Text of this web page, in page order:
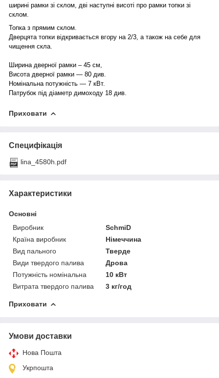
ширині рамки зі склом, дві наступні висоті про рамки топки зі
склом.
Топка з прямим склом.
Дверцята топки відкривається вгору на 2/3, а також на себе для
чищення скла.
Ширина дверної рамки – 45 см,
Висота дверної рамки — 80 див.
Номінальна потужність — 7 кВт.
Патрубок під діаметр димоходу 18 див.
Приховати
Специфікація
lina_4580h.pdf
Характеристики
Основні
Виробник
SchmiD
Країна виробник
Німеччина
Вид пального
Тверде
Види твердого палива
Дрова
Потужність номінальна
10 кВт
Витрата твердого палива
3 кг/год
Приховати
Умови доставки
Нова Пошта
Укрпошта